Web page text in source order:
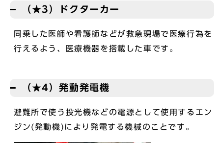
（★3）ドクターカー
同乗した医師や看護師などが救急現場で医療行為を
行えるよう、医療機器を搭載した車です。
（★4）発動発電機
避難所で使う投光機などの電源として使用するエン
ジン(発動機)により発電する機械のことです。